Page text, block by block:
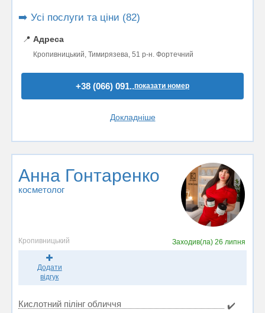
➡️ Усі послуги та ціни (82)
📍 Адреса
Кропивницький, Тимирязева, 51 р-н. Фортечний
+38 (066) 091..показати номер
Докладніше
Анна Гонтаренко
косметолог
Кропивницький Заходив(ла) 26 липня
Додати
відгук
Кислотний пілінг обличчя ✔️